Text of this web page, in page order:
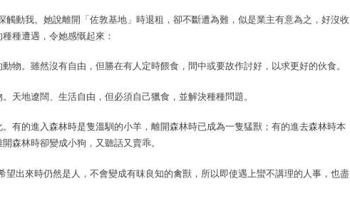
觸動我。她說離開「佐敦基地」時退租，卻不斷遭為難，似是業主有意為之，好沒收
種遭遇，令她感慨起來：
動物。雖然沒有自由，但勝在有人定時餵食，間中或要故作討好，以求更好的伙食。
天地遼闊、生活自由，但必須自己獵食，並解決種種問題。
有的進入森林時是隻溫馴的小羊，離開森林時已成為一隻猛獸；有的進去森林時本
森林時卻變成小狗，又聽話又賣乖。
望出來時仍然是人，不會變成有昩良知的禽獸，所以即使遇上蠻不講理的人事，也盡